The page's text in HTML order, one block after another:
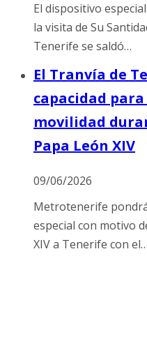
El dispositivo
la visita de Su
Tenerife se saldó…
El Tranvía de
capacidad
movilidad
Papa León XIV
09/06/2026
Metrotenerife
especial con motivo
XIV a Tenerife con el…